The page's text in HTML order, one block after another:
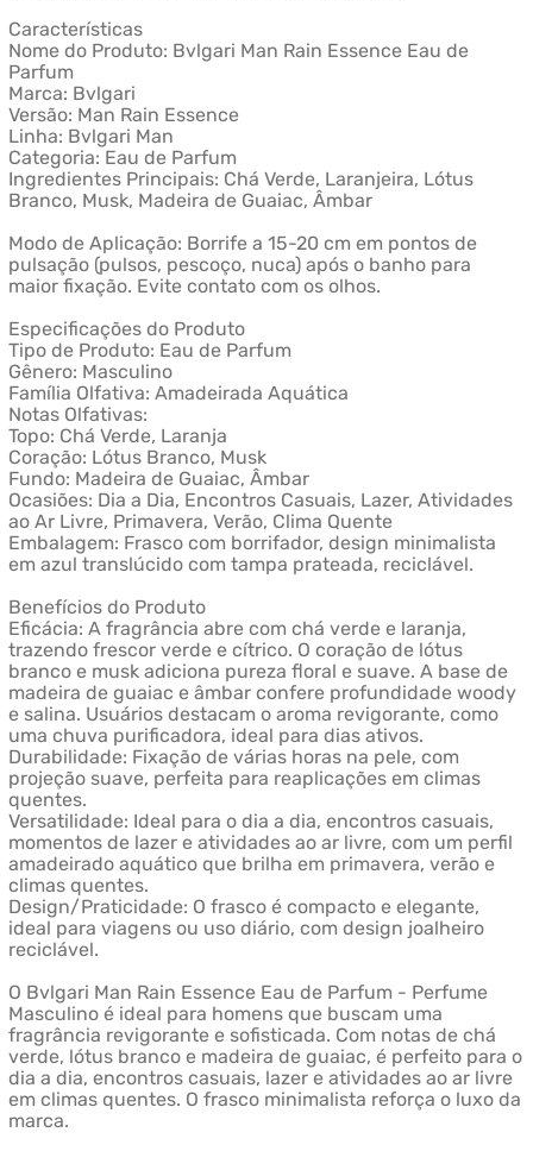
Características
Nome do Produto: Bvlgari Man Rain Essence Eau de
Parfum
Marca: Bvlgari
Versão: Man Rain Essence
Linha: Bvlgari Man
Categoria: Eau de Parfum
Ingredientes Principais: Chá Verde, Laranjeira, Lótus
Branco, Musk, Madeira de Guaiac, Âmbar
Modo de Aplicação: Borrife a 15-20 cm em pontos de
pulsação (pulsos, pescoço, nuca) após o banho para
maior fixação. Evite contato com os olhos.
Especificações do Produto
Tipo de Produto: Eau de Parfum
Gênero: Masculino
Família Olfativa: Amadeirada Aquática
Notas Olfativas:
Topo: Chá Verde, Laranja
Coração: Lótus Branco, Musk
Fundo: Madeira de Guaiac, Âmbar
Ocasiões: Dia a Dia, Encontros Casuais, Lazer, Atividades
ao Ar Livre, Primavera, Verão, Clima Quente
Embalagem: Frasco com borrifador, design minimalista
em azul translúcido com tampa prateada, reciclável.
Benefícios do Produto
Eficácia: A fragrância abre com chá verde e laranja,
trazendo frescor verde e cítrico. O coração de lótus
branco e musk adiciona pureza floral e suave. A base de
madeira de guaiac e âmbar confere profundidade woody
e salina. Usuários destacam o aroma revigorante, como
uma chuva purificadora, ideal para dias ativos.
Durabilidade: Fixação de várias horas na pele, com
projeção suave, perfeita para reaplicações em climas
quentes.
Versatilidade: Ideal para o dia a dia, encontros casuais,
momentos de lazer e atividades ao ar livre, com um perfil
amadeirado aquático que brilha em primavera, verão e
climas quentes.
Design/Praticidade: O frasco é compacto e elegante,
ideal para viagens ou uso diário, com design joalheiro
reciclável.
O Bvlgari Man Rain Essence Eau de Parfum - Perfume
Masculino é ideal para homens que buscam uma
fragrância revigorante e sofisticada. Com notas de chá
verde, lótus branco e madeira de guaiac, é perfeito para o
dia a dia, encontros casuais, lazer e atividades ao ar livre
em climas quentes. O frasco minimalista reforça o luxo da
marca.